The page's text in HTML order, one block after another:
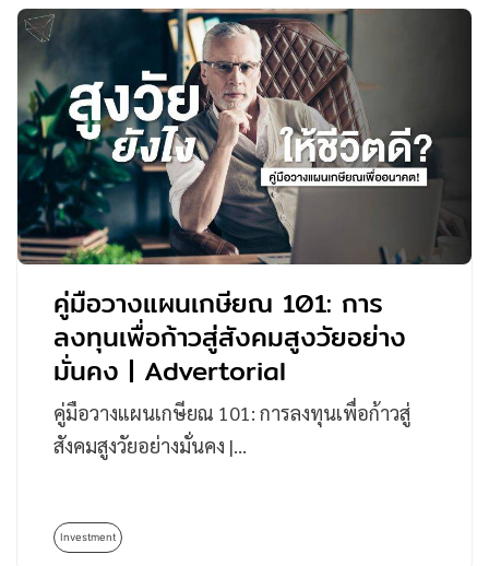
คู่มือวางแผนเกษียณ 101: การ
ลงทุนเพื่อก้าวสู่สังคมสูงวัยอย่าง
มั่นคง | Advertorial
คู่มือวางแผนเกษียณ 101: การลงทุนเพื่อก้าวสู่
สังคมสูงวัยอย่างมั่นคง |…
Investment